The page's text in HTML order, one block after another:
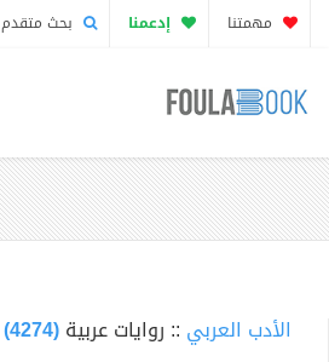
مهمتنا إدعمنا بحث متقدم
الأدب العربي :: روايات عربية(4274)